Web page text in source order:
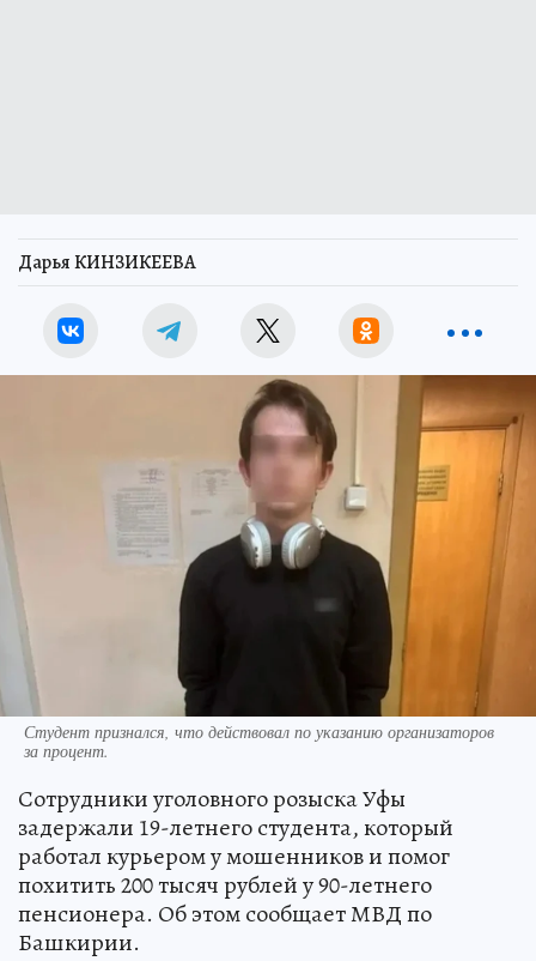
Дарья КИНЗИКЕЕВА
Студент признался, что действовал по указанию организаторов
за процент.
Сотрудники уголовного розыска Уфы
задержали 19-летнего студента, который
работал курьером у мошенников и помог
похитить 200 тысяч рублей у 90-летнего
пенсионера. Об этом сообщает МВД по
Башкирии.